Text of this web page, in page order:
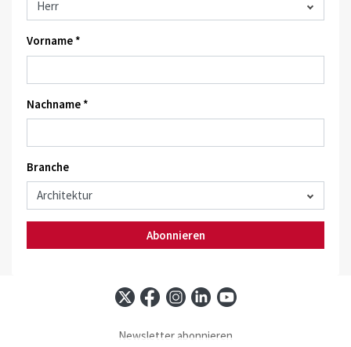
Vorname *
Nachname *
Branche
Abonnieren
Newsletter abonnieren